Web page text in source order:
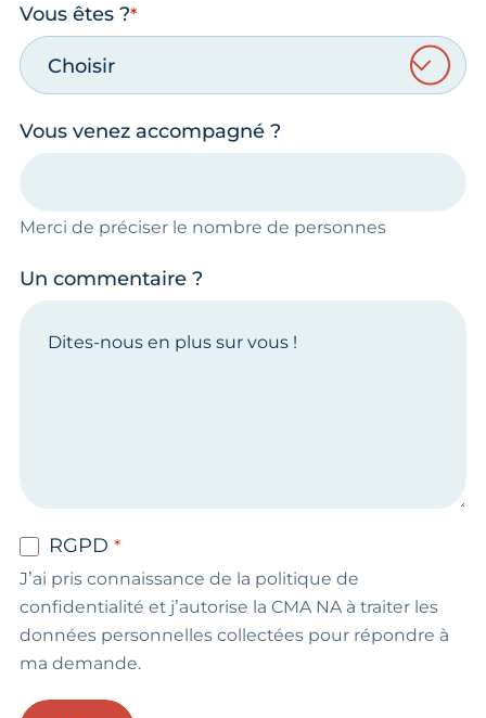
Vous êtes ?
Choisir
Vous venez accompagné ?
Merci de préciser le nombre de personnes
Un commentaire ?
RGPD
J’ai pris connaissance de la politique de
confidentialité et j’autorise la CMA NA à traiter les
données personnelles collectées pour répondre à
ma demande.